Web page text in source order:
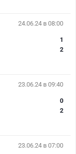
24.06.24 в 08:00
1
2
23.06.24 в 09:40
0
2
23.06.24 в 07:00